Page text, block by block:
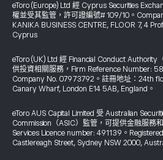
eToro (Europe) Ltd 經 Cyprus Securities
權並受其監管，許可證編號# 109/10。
KANIKA BUSINESS CENTRE, FLOOR 7, 4
Cyprus
eToro (UK) Ltd 經 Financial Conduct
供投資相關服務，Firm Reference Number:
Company No. 07973792。註冊地址：24th
Canary Wharf, London E14 5AB, England。
eToro AUS Capital Limited 受 Australian
Commission（ASIC）監管，可提供金融服務
Services Licence number: 491139。
Castlereagh Street, Sydney NSW 2000,